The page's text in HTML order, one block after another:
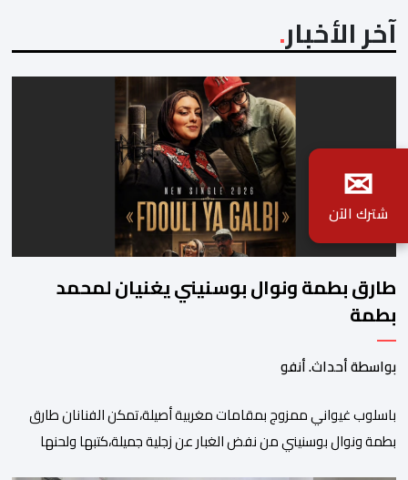
آخر الأخبار
طارق بطمة ونوال بوسنيني يغنيان لمحمد
بطمة
بواسطة أحداث. أنفو
باسلوب غيواني ممزوج بمقامات مغربية أصيلة،تمكن الفنانان طارق
بطمة ونوال بوسنيني من نفض الغبار عن زجلية جميلة،كتبها ولحنها
✉
شترك الآن